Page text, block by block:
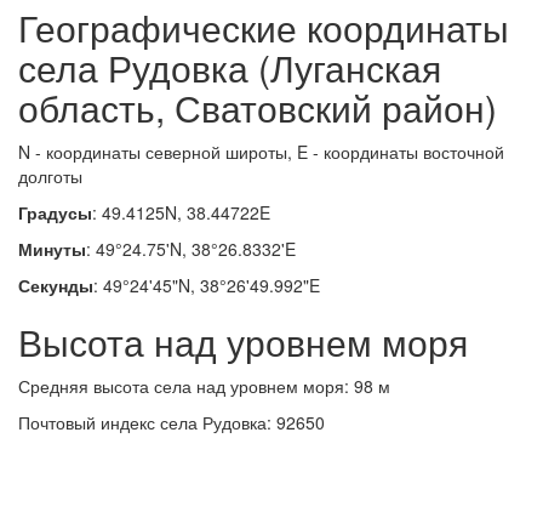
Географические координаты
села Рудовка (Луганская
область, Сватовский район)
N - координаты северной широты, E - координаты восточной
долготы
Градусы: 49.4125N, 38.44722E
Минуты: 49°24.75'N, 38°26.8332'E
Секунды: 49°24'45"N, 38°26'49.992"E
Высота над уровнем моря
Средняя высота села над уровнем моря: 98 м
Почтовый индекс села Рудовка: 92650